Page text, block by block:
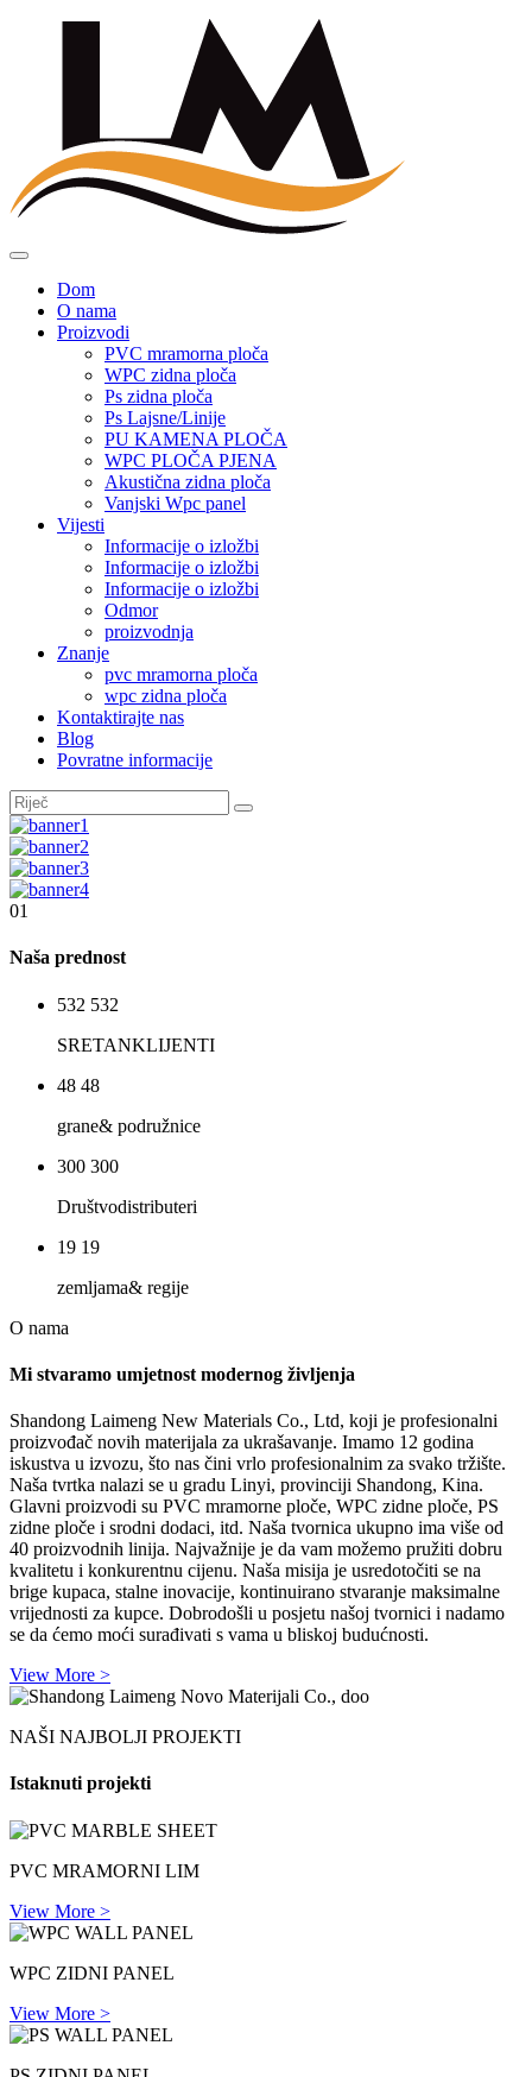
Dom
O nama
Proizvodi
PVC mramorna ploča
WPC zidna ploča
Ps zidna ploča
Ps Lajsne/Linije
PU KAMENA PLOČA
WPC PLOČA PJENA
Akustična zidna ploča
Vanjski Wpc panel
Vijesti
Informacije o izložbi
Informacije o izložbi
Informacije o izložbi
Odmor
proizvodnja
Znanje
pvc mramorna ploča
wpc zidna ploča
Kontaktirajte nas
Blog
Povratne informacije
01
Naša prednost
532 532
SRETANKLIJENTI
48 48
grane& podružnice
300 300
Društvodistributeri
19 19
zemljama& regije
O nama
Mi stvaramo umjetnost modernog življenja
Shandong Laimeng New Materials Co., Ltd, koji je profesionalni
proizvođač novih materijala za ukrašavanje. Imamo 12 godina
iskustva u izvozu, što nas čini vrlo profesionalnim za svako tržište.
Naša tvrtka nalazi se u gradu Linyi, provinciji Shandong, Kina.
Glavni proizvodi su PVC mramorne ploče, WPC zidne ploče, PS
zidne ploče i srodni dodaci, itd. Naša tvornica ukupno ima više od
40 proizvodnih linija. Najvažnije je da vam možemo pružiti dobru
kvalitetu i konkurentnu cijenu. Naša misija je usredotočiti se na
brige kupaca, stalne inovacije, kontinuirano stvaranje maksimalne
vrijednosti za kupce. Dobrodošli u posjetu našoj tvornici i nadamo
se da ćemo moći surađivati ​​s vama u bliskoj budućnosti.
View More >
NAŠI NAJBOLJI PROJEKTI
Istaknuti projekti
PVC MRAMORNI LIM
View More >
WPC ZIDNI PANEL
View More >